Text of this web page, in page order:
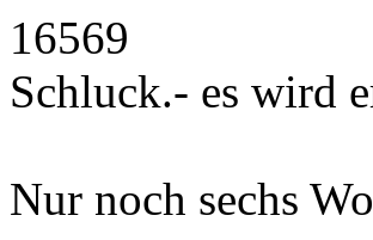
16569
Schluck.- es wird
Nur noch sechs